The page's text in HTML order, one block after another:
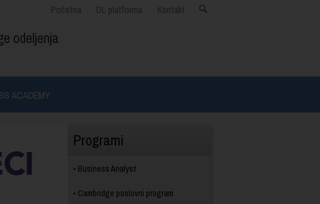
Početna DL platforma Kontakt
odeljenja
ACADEMY
Programi
Business Analyst
Cambridge poslovni program